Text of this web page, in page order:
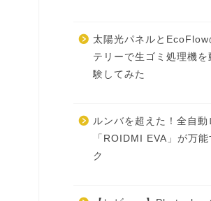
太陽光パネルとEcoFlow
テリーで生ゴミ処理機
験してみた
ルンバを超えた！全自
「ROIDMI EVA」が万
ク